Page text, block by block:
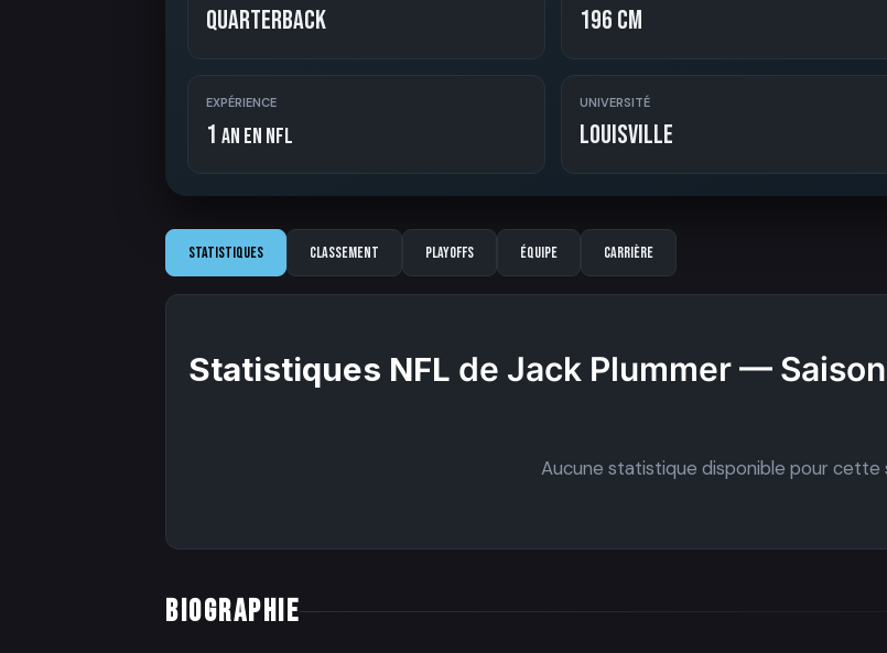
Quarterback 196 cm
EXPÉRIENCE
1 an en NFL
UNIVERSITÉ
Louisville
Statistiques Classement Playoffs Équipe Carrière
Statistiques NFL de Jack Plummer —
Aucune statistique disponible pour cette
BIOGRAPHIE